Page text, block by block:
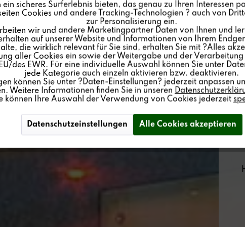
sicheres Surferlebnis bieten, das genau zu Ihren Interessen
Cookies und andere Tracking-Technologien ? auch von
zur Personalisierung ein.
wir und andere Marketingpartner Daten von Ihnen und
auf unserer Website und Informationen von Ihrem
die wirklich relevant für Sie sind, erhalten Sie mit ?Alles
aller Cookies ein sowie der Weitergabe und der
des EWR. Für eine individuelle Auswahl können Sie unter
jede Kategorie auch einzeln aktivieren bzw. deaktivieren.
können Sie unter ?Daten-Einstellungen? jederzeit anpassen
Weitere Informationen finden Sie in unseren
können Ihre Auswahl der Verwendung von Cookies jederzeit
Datenschutzeinstellungen Alle Cookies akzeptieren